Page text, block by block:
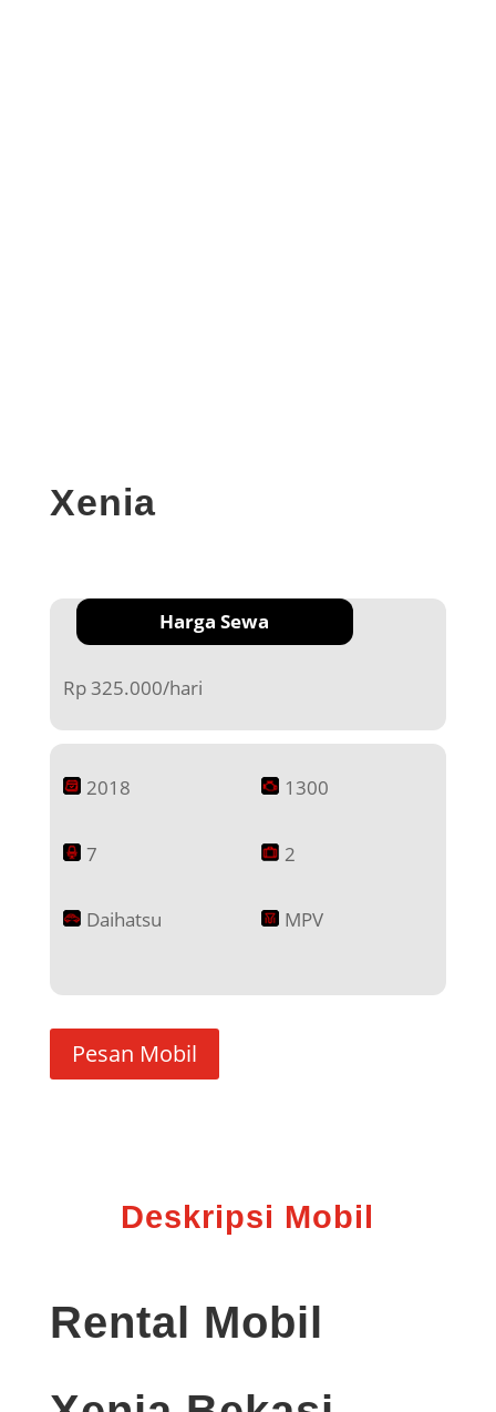
Xenia
Harga Sewa
Rp 325.000/hari
2018 1300
7 2
Daihatsu MPV
Pesan Mobil
Deskripsi Mobil
Rental Mobil